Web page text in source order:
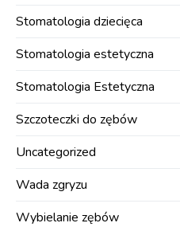
Stomatologia dziecięca
Stomatologia estetyczna
Stomatologia Estetyczna
Szczoteczki do zębów
Uncategorized
Wada zgryzu
Wybielanie zębów